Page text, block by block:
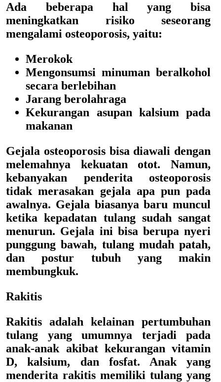
Ada beberapa hal yang bisa
meningkatkan risiko seseorang
mengalami osteoporosis, yaitu:
Merokok
Mengonsumsi minuman beralkohol
secara berlebihan
Jarang berolahraga
Kekurangan asupan kalsium pada
makanan
Gejala osteoporosis bisa diawali dengan
melemahnya kekuatan otot. Namun,
kebanyakan penderita osteoporosis
tidak merasakan gejala apa pun pada
awalnya. Gejala biasanya baru muncul
ketika kepadatan tulang sudah sangat
menurun. Gejala ini bisa berupa nyeri
punggung bawah, tulang mudah patah,
dan postur tubuh yang makin
membungkuk.
Rakitis
Rakitis adalah kelainan pertumbuhan
tulang yang umumnya terjadi pada
anak-anak akibat kekurangan vitamin
D, kalsium, dan fosfat. Anak yang
menderita rakitis memiliki tulang yang